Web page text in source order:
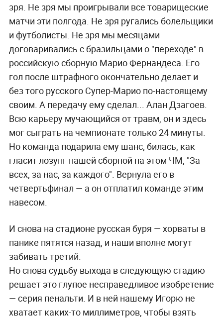
зря. Не зря мы проигрывали все товарищеские
матчи эти полгода. Не зря ругались болельщики
и футболисты. Не зря мы месяцами
договаривались с бразильцами о "переходе" в
российскую сборную Марио Фернандеса. Его
гол после штрафного окончательно делает и
без того русского Супер-Марио по-настоящему
своим. А передачу ему сделал... Алан Дзагоев.
Всю карьеру мучающийся от травм, он и здесь
мог сыграть на чемпионате только 24 минуты.
Но команда подарила ему шанс, билась, как
гласит лозунг нашей сборной на этом ЧМ, "За
всех, за нас, за каждого". Вернула его в
четвертьфинал — а он отплатил команде этим
навесом.
И снова на стадионе русская буря — хорваты в
панике пятятся назад, и наши вполне могут
забивать третий.
Но снова судьбу выхода в следующую стадию
решает это глупое несправедливое изобретение
— серия пенальти. И в ней нашему Игорю не
хватает каких-то миллиметров, чтобы взять